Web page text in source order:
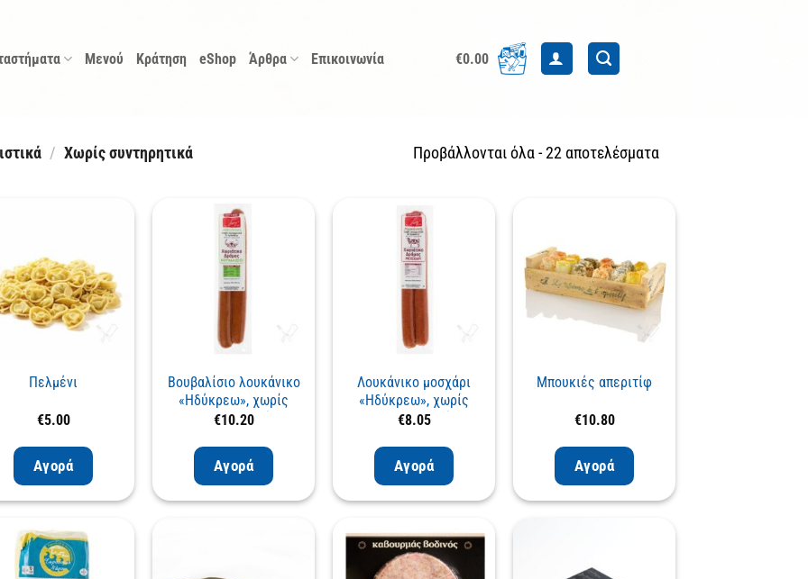
Μενού Κράτηση eShop Άρθρα Επικοινωνία €0.00
/ Χωρίς συντηρητικά Προβάλλονται όλα - 22 αποτελέσματαSorted
Πελμένι
€5.00
Αγορά
Βουβαλίσιο λουκάνικο
«Ηδύκρεω», χωρίς
συντηρητικά
€10.20
Αγορά
Λουκάνικο μοσχάρι
«Ηδύκρεω», χωρίς
συντηρητικά
€8.05
Αγορά
Μπουκιές απεριτίφ
€10.80
Αγορά